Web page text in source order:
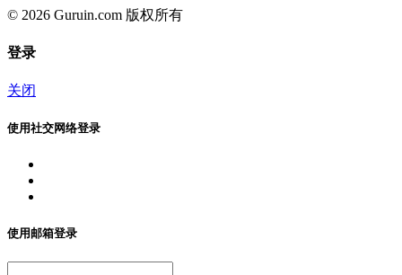
© 2026 Guruin.com 版权所有
登录
关闭
使用社交网络登录
使用邮箱登录